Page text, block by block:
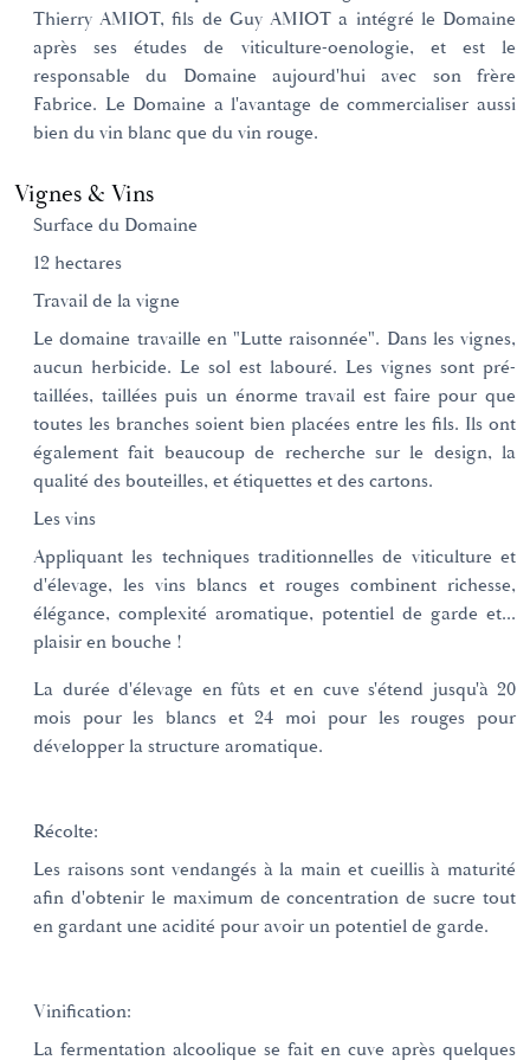
Thierry AMIOT, fils de Guy AMIOT a intégré le Domaine
après ses études de viticulture-oenologie, et est le
responsable du Domaine aujourd'hui avec son frère
Fabrice. Le Domaine a l'avantage de commercialiser aussi
bien du vin blanc que du vin rouge.
Vignes & Vins
Surface du Domaine
12 hectares
Travail de la vigne
Le domaine travaille en "Lutte raisonnée". Dans les vignes,
aucun herbicide. Le sol est labouré. Les vignes sont pré-
taillées, taillées puis un énorme travail est faire pour que
toutes les branches soient bien placées entre les fils. Ils ont
également fait beaucoup de recherche sur le design, la
qualité des bouteilles, et étiquettes et des cartons.
Les vins
Appliquant les techniques traditionnelles de viticulture et
d'élevage, les vins blancs et rouges combinent richesse,
élégance, complexité aromatique, potentiel de garde et...
plaisir en bouche !
La durée d'élevage en fûts et en cuve s'étend jusqu'à 20
mois pour les blancs et 24 moi pour les rouges pour
développer la structure aromatique.
Récolte:
Les raisons sont vendangés à la main et cueillis à maturité
afin d'obtenir le maximum de concentration de sucre tout
en gardant une acidité pour avoir un potentiel de garde.
Vinification:
La fermentation alcoolique se fait en cuve après quelques